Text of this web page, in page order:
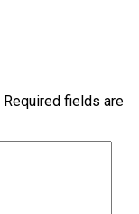
Required fields are